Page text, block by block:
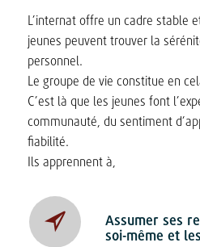
L’internat offre un cadre stable
jeunes peuvent trouver la
personnel.
Le groupe de vie constitue en
C’est là que les jeunes font
communauté, du sentiment
fiabilité.
Ils apprennent à,
Assumer ses
soi-même et